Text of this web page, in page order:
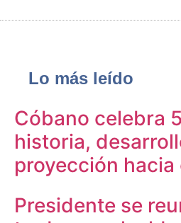
Lo más leído
Cóbano celebra
historia,
proyección
Presidente se